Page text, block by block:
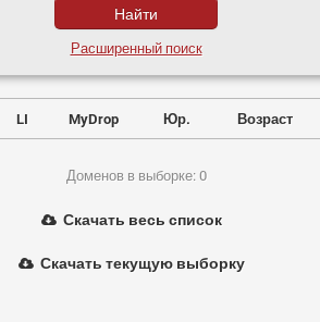
Расширенный поиск
LI MyDrop Юр. Возраст
Доменов в выборке: 0
Скачать весь список
Скачать текущую выборку